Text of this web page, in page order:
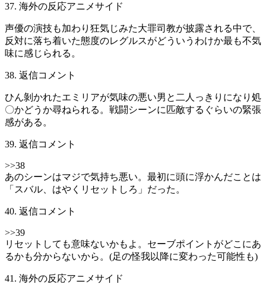
37. 海外の反応アニメサイド
声優の演技も加わり狂気じみた大罪司教が披露される中で、
反対に落ち着いた態度のレグルスがどういうわけか最も不気
味に感じられる。
38. 返信コメント
ひん剝かれたエミリアが気味の悪い男と二人っきりになり処
〇かどうか尋ねられる。戦闘シーンに匹敵するぐらいの緊張
感がある。
39. 返信コメント
>>38
あのシーンはマジで気持ち悪い。最初に頭に浮かんだことは
「スバル、はやくリセットしろ」だった。
40. 返信コメント
>>39
リセットしても意味ないかもよ。セーブポイントがどこにあ
るかも分からないから。(足の怪我以降に変わった可能性も)
41. 海外の反応アニメサイド